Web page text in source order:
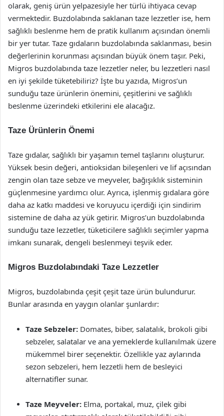
olarak, geniş ürün yelpazesiyle her türlü ihtiyaca cevap
vermektedir. Buzdolabında saklanan taze lezzetler ise, hem
sağlıklı beslenme hem de pratik kullanım açısından önemli
bir yer tutar. Taze gıdaların buzdolabında saklanması, besin
değerlerinin korunması açısından büyük önem taşır. Peki,
Migros buzdolabında taze lezzetler neler, bu lezzetleri nasıl
en iyi şekilde tüketebiliriz? İşte bu yazıda, Migros’un
sunduğu taze ürünlerin önemini, çeşitlerini ve sağlıklı
beslenme üzerindeki etkilerini ele alacağız.
Taze Ürünlerin Önemi
Taze gıdalar, sağlıklı bir yaşamın temel taşlarını oluşturur.
Yüksek besin değeri, antioksidan bileşenleri ve lif açısından
zengin olan taze sebze ve meyveler, bağışıklık sisteminin
güçlenmesine yardımcı olur. Ayrıca, işlenmiş gıdalara göre
daha az katkı maddesi ve koruyucu içerdiği için sindirim
sistemine de daha az yük getirir. Migros’un buzdolabında
sunduğu taze lezzetler, tüketicilere sağlıklı seçimler yapma
imkanı sunarak, dengeli beslenmeyi teşvik eder.
Migros Buzdolabındaki Taze Lezzetler
Migros, buzdolabında çeşit çeşit taze ürün bulundurur.
Bunlar arasında en yaygın olanlar şunlardır:
Taze Sebzeler: Domates, biber, salatalık, brokoli gibi
sebzeler, salatalar ve ana yemeklerde kullanılmak üzere
mükemmel birer seçenektir. Özellikle yaz aylarında
sezon sebzeleri, hem lezzetli hem de besleyici
alternatifler sunar.
Taze Meyveler: Elma, portakal, muz, çilek gibi